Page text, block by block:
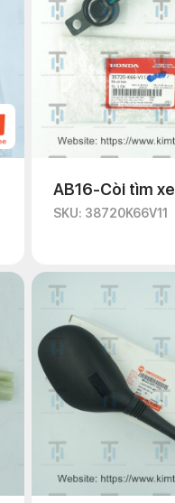
AB16-Còi tìm xe
SKU: 38720K66V11